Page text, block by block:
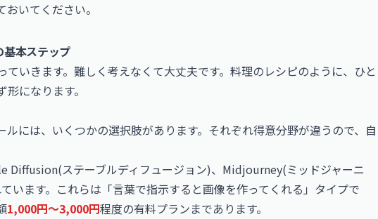
いてください。
本ステップ
ていきます。難しく考えなくて大丈夫です。料理のレシピのように、ひと
になります。
には、いくつかの選択肢があります。それぞれ得意分野が違うので、自
Diffusion(ステーブルディフュージョン)、Midjourney(ミッドジャーニ
います。これらは「言葉で指示すると画像を作ってくれる」タイプで
1,000円〜3,000円程度の有料プランまであります。